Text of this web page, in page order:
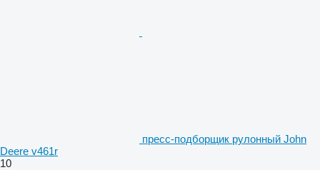
пресс-подборщик рулонный John
Deere v461r
10